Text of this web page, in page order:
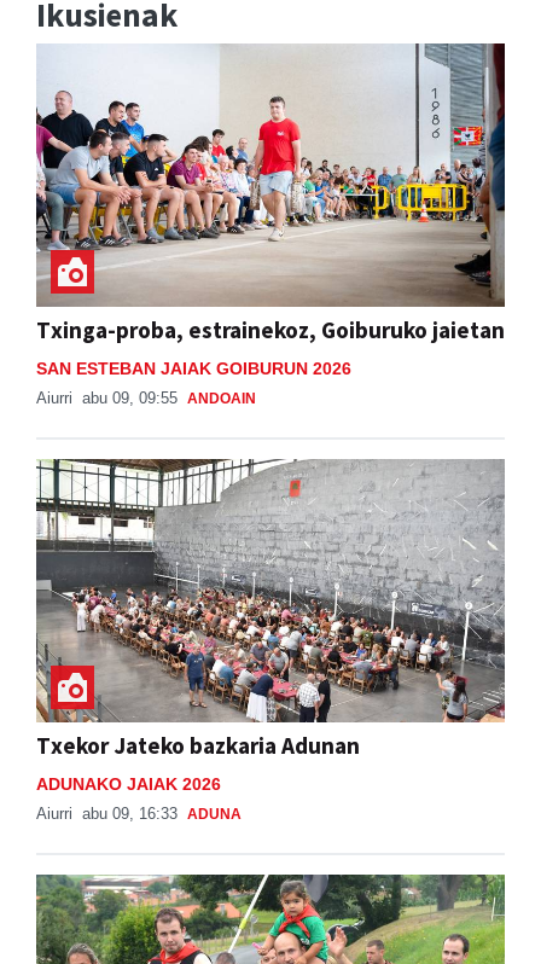
Ikusienak
Txinga-proba, estrainekoz, Goiburuko jaietan
SAN ESTEBAN JAIAK GOIBURUN 2026
Aiurri abu 09, 09:55 ANDOAIN
Txekor Jateko bazkaria Adunan
ADUNAKO JAIAK 2026
Aiurri abu 09, 16:33 ADUNA